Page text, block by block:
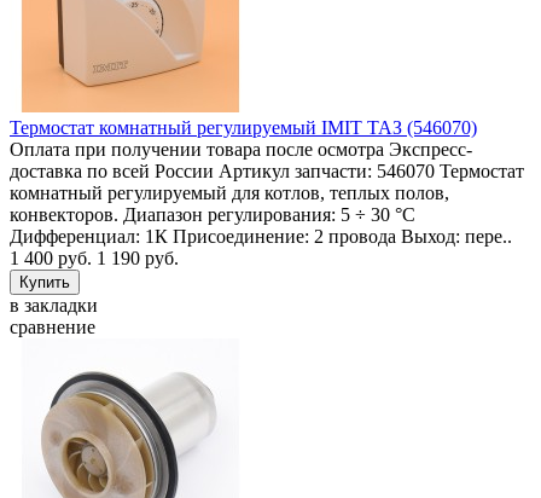
Термостат комнатный регулируемый IMIT ТАЗ (546070)
Оплата при получении товара после осмотра Экспресс-
доставка по всей России Артикул запчасти: 546070 Термостат
комнатный регулируемый для котлов, теплых полов,
конвекторов. Диапазон регулирования: 5 ÷ 30 °C
Дифференциал: 1К Присоединение: 2 провода Выход: пере..
1 400 руб. 1 190 руб.
в закладки
сравнение